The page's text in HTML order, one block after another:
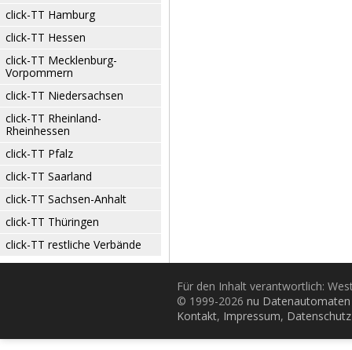
click-TT Hamburg
click-TT Hessen
click-TT Mecklenburg-
Vorpommern
click-TT Niedersachsen
click-TT Rheinland-
Rheinhessen
click-TT Pfalz
click-TT Saarland
click-TT Sachsen-Anhalt
click-TT Thüringen
click-TT restliche Verbände
Für den Inhalt verantwortlich:
© 1999-2026 nu
Kontakt, Impressum, Datenschutz